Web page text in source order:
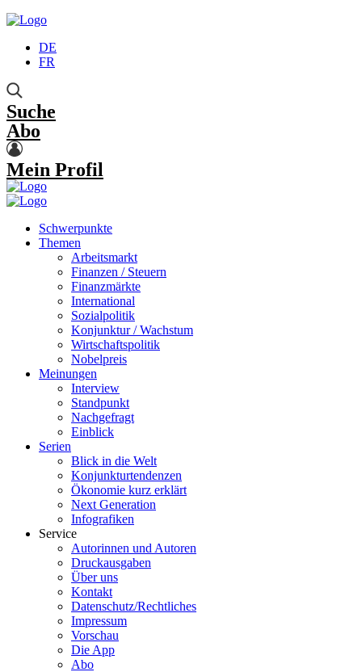
DE
FR
Suche
Abo
Mein Profil
Schwerpunkte
Themen
Arbeitsmarkt
Finanzen / Steuern
Finanzmärkte
International
Sozialpolitik
Konjunktur / Wachstum
Wirtschaftspolitik
Nobelpreis
Meinungen
Interview
Standpunkt
Nachgefragt
Einblick
Serien
Blick in die Welt
Konjunkturtendenzen
Ökonomie kurz erklärt
Next Generation
Infografiken
Service
Autorinnen und Autoren
Druckausgaben
Über uns
Kontakt
Datenschutz/Rechtliches
Impressum
Vorschau
Die App
Abo